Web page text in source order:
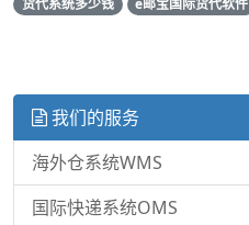
我们的服务
海外仓系统WMS
国际快递系统OMS